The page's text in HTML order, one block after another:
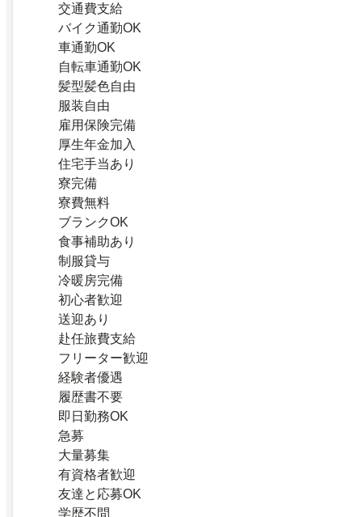
交通費支給
バイク通勤OK
車通勤OK
自転車通勤OK
髪型髪色自由
服装自由
雇用保険完備
厚生年金加入
住宅手当あり
寮完備
寮費無料
ブランクOK
食事補助あり
制服貸与
冷暖房完備
初心者歓迎
送迎あり
赴任旅費支給
フリーター歓迎
経験者優遇
履歴書不要
即日勤務OK
急募
大量募集
有資格者歓迎
友達と応募OK
学歴不問